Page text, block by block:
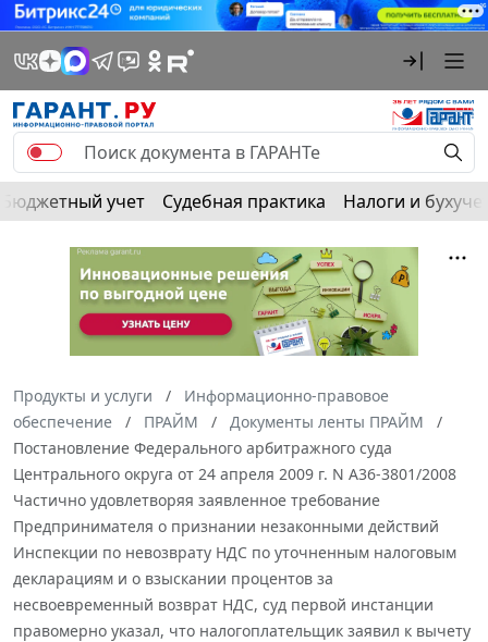
Бюджетный учет Судебная практика Налоги и
Продукты и услуги
Информационно-правовое
обеспечение
ПРАЙМ
Документы ленты ПРАЙМ
Постановление Федерального арбитражного суда
Центрального округа от 24 апреля 2009 г. N А36-3801/2008
Частично удовлетворяя заявленное требование
Предпринимателя о признании незаконными действий
Инспекции по невозврату НДС по уточненным налоговым
декларациям и о взыскании процентов за
несвоевременный возврат НДС, суд первой инстанции
правомерно указал, что налогоплательщик заявил к вычету